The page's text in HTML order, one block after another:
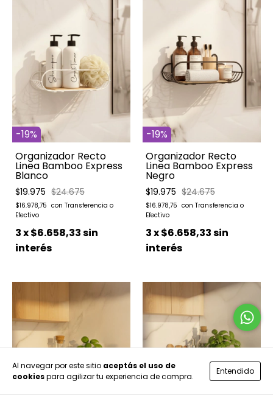
Al navegar por este sitio aceptás el uso de
cookiespara agilizar tu experiencia de compra.
Entendido
-19%
Organizador Recto
Linea Bamboo Express
Blanco
$19.975 $24.675
$16.978,75
3x$6.658,33sin
interés
-19%
Organizador Recto
Linea Bamboo Express
Negro
$19.975 $24.675
$16.978,75
3x$6.658,33sin
interés